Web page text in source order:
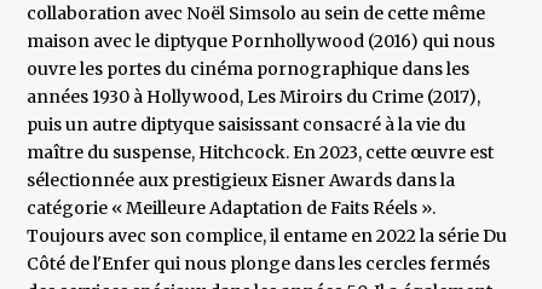
collaboration avec Noël Simsolo au sein de cette même
maison avec le diptyque Pornhollywood (2016) qui nous
ouvre les portes du cinéma pornographique dans les
années 1930 à Hollywood, Les Miroirs du Crime (2017),
puis un autre diptyque saisissant consacré à la vie du
maître du suspense, Hitchcock. En 2023, cette œuvre est
sélectionnée aux prestigieux Eisner Awards dans la
catégorie « Meilleure Adaptation de Faits Réels ».
Toujours avec son complice, il entame en 2022 la série Du
Côté de l'Enfer qui nous plonge dans les cercles fermés